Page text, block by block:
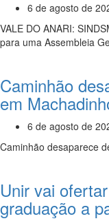
6 de agosto de
VALE DO ANARI:
para uma Assembleia
Caminhão
em
6 de agosto de
Caminhão desaparece
Unir vai
graduação a